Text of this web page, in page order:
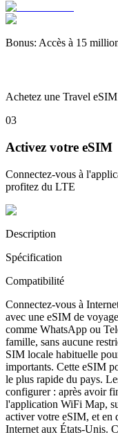
Bonus: Accès à 15
Achetez une Travel eSIM
03
Activez votre eSIM
Connectez-vous à
profitez du LTE
Description
Spécification
Compatibilité
Connectez-vous à
avec une eSIM de
comme WhatsApp ou
famille, sans aucune
SIM locale habituelle
importants. Cette eSIM
le plus rapide du pays.
configurer : après avoir
l'application WiFi Map,
activer votre eSIM, et en
Internet aux États-Unis.